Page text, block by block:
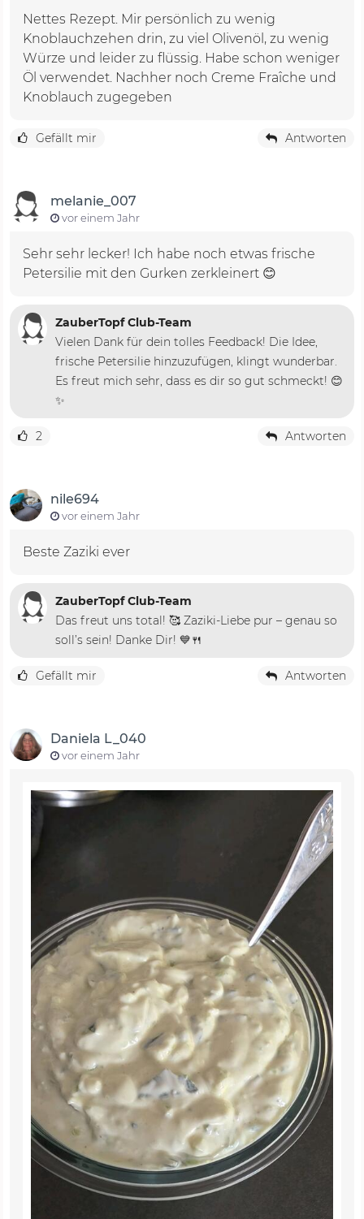
Nettes Rezept. Mir persönlich zu wenig
Knoblauchzehen drin, zu viel Olivenöl, zu wenig
Würze und leider zu flüssig. Habe schon weniger
Öl verwendet. Nachher noch Creme Fraîche und
Knoblauch zugegeben
Gefällt mir Antworten
melanie_007
vor einem Jahr
Sehr sehr lecker! Ich habe noch etwas frische
Petersilie mit den Gurken zerkleinert 😊
ZauberTopf Club-Team
Vielen Dank für dein tolles Feedback! Die Idee,
frische Petersilie hinzuzufügen, klingt wunderbar.
Es freut mich sehr, dass es dir so gut schmeckt! 😊
✨
2 Antworten
nile694
vor einem Jahr
Beste Zaziki ever
ZauberTopf Club-Team
Das freut uns total! 🥰 Zaziki-Liebe pur – genau so
soll’s sein! Danke Dir! 💙🍴
Gefällt mir Antworten
Daniela L_040
vor einem Jahr